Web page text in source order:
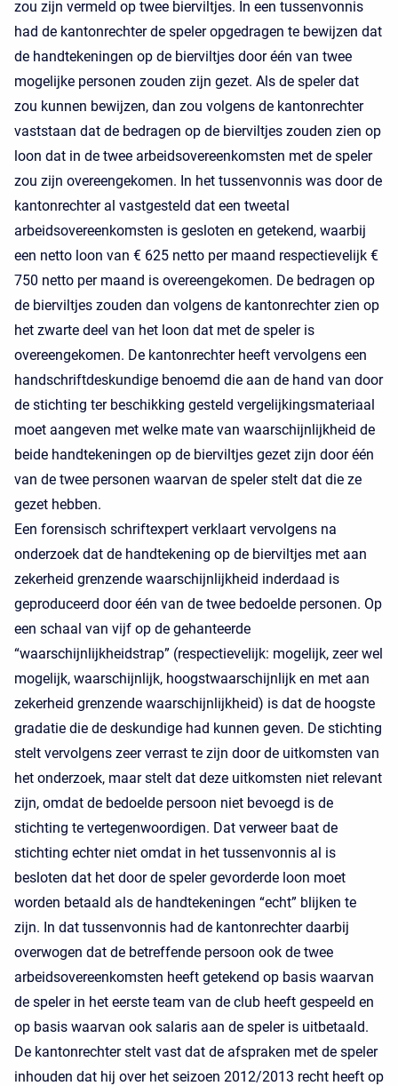
zou zijn vermeld op twee bierviltjes. In een tussenvonnis
had de kantonrechter de speler opgedragen te bewijzen dat
de handtekeningen op de bierviltjes door één van twee
mogelijke personen zouden zijn gezet. Als de speler dat
zou kunnen bewijzen, dan zou volgens de kantonrechter
vaststaan dat de bedragen op de bierviltjes zouden zien op
loon dat in de twee arbeidsovereenkomsten met de speler
zou zijn overeengekomen. In het tussenvonnis was door de
kantonrechter al vastgesteld dat een tweetal
arbeidsovereenkomsten is gesloten en getekend, waarbij
een netto loon van € 625 netto per maand respectievelijk €
750 netto per maand is overeengekomen. De bedragen op
de bierviltjes zouden dan volgens de kantonrechter zien op
het zwarte deel van het loon dat met de speler is
overeengekomen. De kantonrechter heeft vervolgens een
handschriftdeskundige benoemd die aan de hand van door
de stichting ter beschikking gesteld vergelijkingsmateriaal
moet aangeven met welke mate van waarschijnlijkheid de
beide handtekeningen op de bierviltjes gezet zijn door één
van de twee personen waarvan de speler stelt dat die ze
gezet hebben.
Een forensisch schriftexpert verklaart vervolgens na
onderzoek dat de handtekening op de bierviltjes met aan
zekerheid grenzende waarschijnlijkheid inderdaad is
geproduceerd door één van de twee bedoelde personen. Op
een schaal van vijf op de gehanteerde
“waarschijnlijkheidstrap” (respectievelijk: mogelijk, zeer wel
mogelijk, waarschijnlijk, hoogstwaarschijnlijk en met aan
zekerheid grenzende waarschijnlijkheid) is dat de hoogste
gradatie die de deskundige had kunnen geven. De stichting
stelt vervolgens zeer verrast te zijn door de uitkomsten van
het onderzoek, maar stelt dat deze uitkomsten niet relevant
zijn, omdat de bedoelde persoon niet bevoegd is de
stichting te vertegenwoordigen. Dat verweer baat de
stichting echter niet omdat in het tussenvonnis al is
besloten dat het door de speler gevorderde loon moet
worden betaald als de handtekeningen “echt” blijken te
zijn. In dat tussenvonnis had de kantonrechter daarbij
overwogen dat de betreffende persoon ook de twee
arbeidsovereenkomsten heeft getekend op basis waarvan
de speler in het eerste team van de club heeft gespeeld en
op basis waarvan ook salaris aan de speler is uitbetaald.
De kantonrechter stelt vast dat de afspraken met de speler
inhouden dat hij over het seizoen 2012/2013 recht heeft op